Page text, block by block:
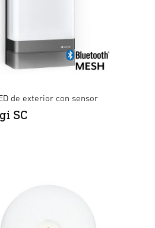
de exterior con sensor
SC